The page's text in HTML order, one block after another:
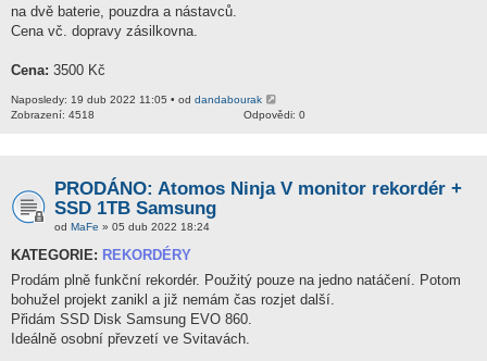
na dvě baterie, pouzdra a nástavců.
Cena vč. dopravy zásilkovna.
Cena: 3500 Kč
Naposledy: 19 dub 2022 11:05 • od dandabourak
Odpovědi: 0
Zobrazení: 4518
PRODÁNO: Atomos Ninja V monitor rekordér +
SSD 1TB Samsung
od MaFe » 05 dub 2022 18:24
KATEGORIE: REKORDÉRY
Prodám plně funkční rekordér. Použitý pouze na jedno natáčení. Potom
bohužel projekt zanikl a již nemám čas rozjet další.
Přidám SSD Disk Samsung EVO 860.
Ideálně osobní převzetí ve Svitavách.